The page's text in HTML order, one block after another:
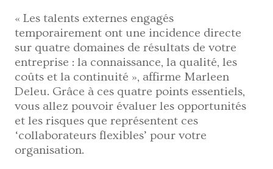
« Les talents externes engagés
temporairement ont une incidence directe
sur quatre domaines de résultats de votre
entreprise : la connaissance, la qualité, les
coûts et la continuité », affirme Marleen
Deleu. Grâce à ces quatre points essentiels,
vous allez pouvoir évaluer les opportunités
et les risques que représentent ces
‘collaborateurs flexibles’ pour votre
organisation.